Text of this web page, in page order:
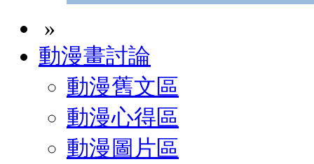
»
動漫畫討論
動漫舊文區
動漫心得區
動漫圖片區